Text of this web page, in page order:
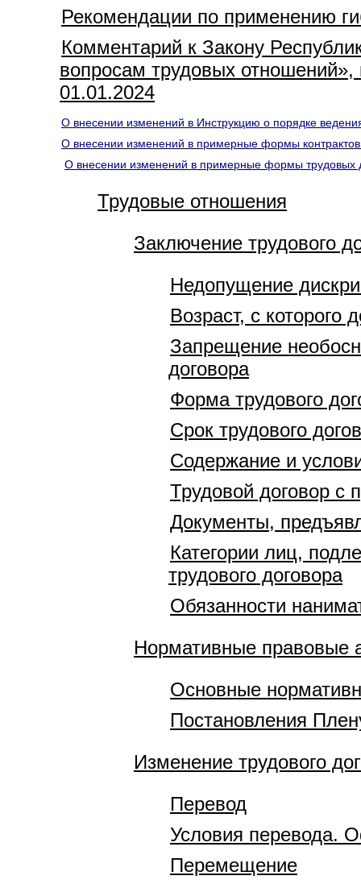
Рекомендации по применению
Комментарий к Закону
вопросам трудовых
01.01.2024
О внесении изменений в Инструкцию о порядке
О внесении изменений в примерные формы
О внесении изменений в примерные формы трудовых
Трудовые отношения
Заключение трудового
Недопущение
Возраст, с которого
Запрещение
договора
Форма трудового
Срок трудового
Содержание и
Трудовой договор с
Документы,
Категории лиц,
трудового договора
Обязанности
Нормативные правовые
Основные
Постановления
Изменение трудового
Перевод
Условия перевода.
Перемещение